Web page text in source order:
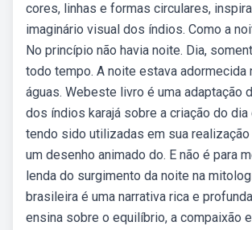
cores, linhas e formas circulares,
imaginário visual dos índios. Como a
No princípio não havia noite. Dia,
todo tempo. A noite estava adormecida
águas. Webeste livro é uma adaptação
dos índios karajá sobre a criação do dia
tendo sido utilizadas em sua
um desenho animado do. E não é para
lenda do surgimento da noite na
brasileira é uma narrativa rica e
ensina sobre o equilíbrio, a compaixão